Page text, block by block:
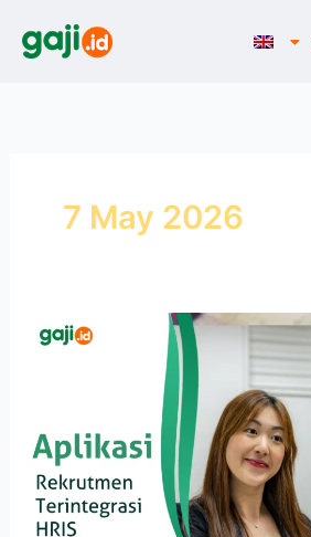
content
7 May 2026
Keunggulan
dengan
HRIS